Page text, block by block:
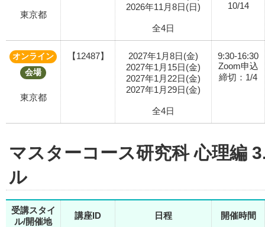
東京都
2026年11月8日(日)
全4日
10/14
オンライン
会場
東京都
【12487】
2027年1月8日(金)
2027年1月15日(金)
2027年1月22日(金)
2027年1月29日(金)
全4日
9:30-16:30
Zoom申込
締切：1/4
マスターコース研究科 心理編
ル
受講スタイ
ル/開催地
講座ID 日程 開催時間